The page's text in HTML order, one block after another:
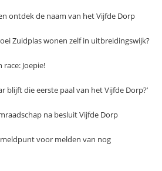
ontdek de naam van het Vijfde Dorp
Zuidplas wonen zelf in uitbreidingswijk?
Joepie!
blijft die eerste paal van het Vijfde Dorp?’
na besluit Vijfde Dorp
voor melden van nog